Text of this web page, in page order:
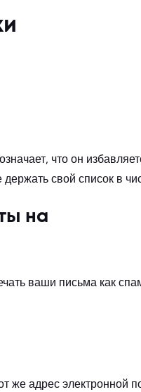
что он
свой список в
на
ваши письма как
же адрес электронной